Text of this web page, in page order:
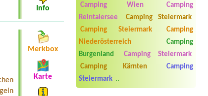
1xStellplatz Wohnmobil 2 Erw., 2
Kinder
Termin ab 2026-07-28 |Campingplatz
Neufelder See
1x Platz für Zelt 4 Personen und 1x
Auto
Termin ab 2026-07-31 |
Camping und
Restaurant Saggraben
1x
Camping Wien
Camping
Reintalersee
Camping Steiermark
Camping Steiermark
Camping
Niederösterreich
Camping
Burgenland
Camping Steiermark
Camping Kärnten
Camping
Steiermark ..
Info
Merkbox
Karte